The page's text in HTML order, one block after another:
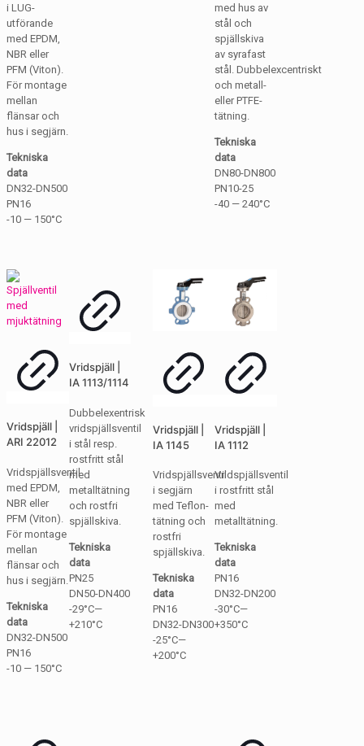
i LUG-
utförande
med EPDM,
NBR eller
PFM (Viton).
För montage
mellan
flänsar och
hus i segjärn.
Tekniska
data
DN32-DN500
PN16
-10 — 150°C
med hus av
stål och
spjällskiva
av syrafast
stål. Dubbelexcentriskt
och metall-
eller PTFE-
tätning.
Tekniska
data
DN80-DN800
PN10-25
-40 — 240°C
Vridspjäll |
ARI 22012
Vridspjällsventil
med EPDM,
NBR eller
PFM (Viton).
För montage
mellan
flänsar och
hus i segjärn.
Tekniska
data
DN32-DN500
PN16
-10 — 150°C
Vridspjäll |
IA 1112
Vridspjällsventil
i rostfritt stål
med
metalltätning.
Tekniska
data
PN16
DN32-DN200
-30°C—
+350°C
Vridspjäll |
IA 1113/1114
Dubbelexentrisk
vridspjällsventil
i stål resp.
rostfritt stål
med
metalltätning
och rostfri
spjällskiva.
Tekniska
data
PN25
DN50-DN400
-29°C—
+210°C
Vridspjäll |
IA 1145
Vridspjällsventil
i segjärn
med Teflon-
tätning och
rostfri
spjällskiva.
Tekniska
data
PN16
DN32-DN300
-25°C—
+200°C